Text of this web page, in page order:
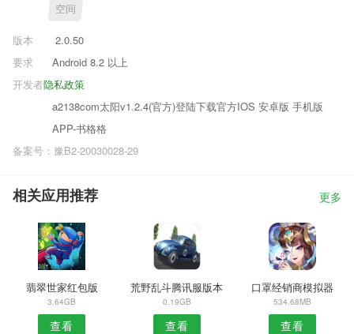
空间
版本
2.0.50
要求
Android 8.2 以上
隐私政策
开发者
a2138com太阳v1.2.4(官方)登陆下载官方IOS 安卓版 手机版
APP-书格格
备案号：豫B2-20030028-29
相关应用推荐 更多
翡翠世家红包版
3.64GB
查看
荒野乱斗腾讯服版本
0.19GB
查看
口罩经销商模拟器
534.68MB
查看